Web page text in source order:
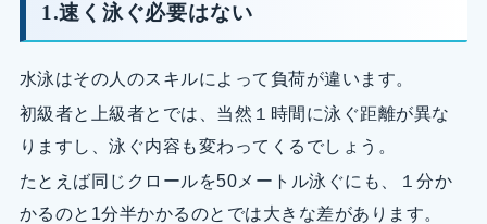
1.速く泳ぐ必要はない
水泳はその人のスキルによって負荷が違います。
初級者と上級者とでは、当然１時間に泳ぐ距離が異な
りますし、泳ぐ内容も変わってくるでしょう。
たとえば同じクロールを50メートル泳ぐにも、１分か
かるのと1分半かかるのとでは大きな差があります。